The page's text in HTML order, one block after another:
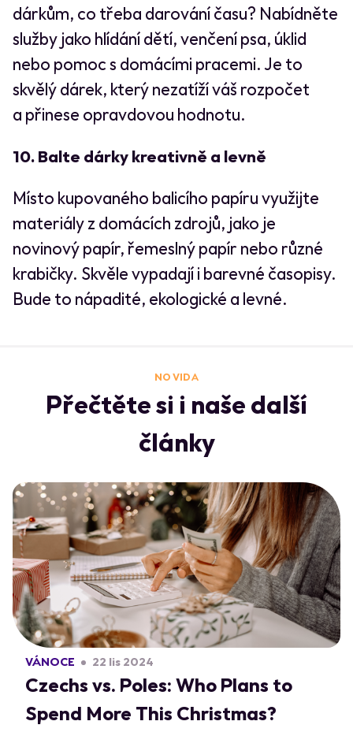
dárkům, co třeba darování času? Nabídněte
služby jako hlídání dětí, venčení psa, úklid
nebo pomoc s domácími pracemi. Je to
skvělý dárek, který nezatíží váš rozpočet
a přinese opravdovou hodnotu.
10. Balte dárky kreativně a levně
Místo kupovaného balicího papíru využijte
materiály z domácích zdrojů, jako je
novinový papír, řemeslný papír nebo různé
krabičky. Skvěle vypadají i barevné časopisy.
Bude to nápadité, ekologické a levné.
NO VIDA
Přečtěte si i naše další
články
VÁNOCE 22 lis 2024
Czechs vs. Poles: Who Plans to
Spend More This Christmas?